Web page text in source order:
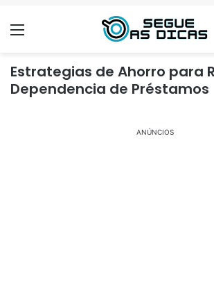
Menu
Estrategias de Ahorro para
Dependencia de Préstamos
ANÚNCIOS